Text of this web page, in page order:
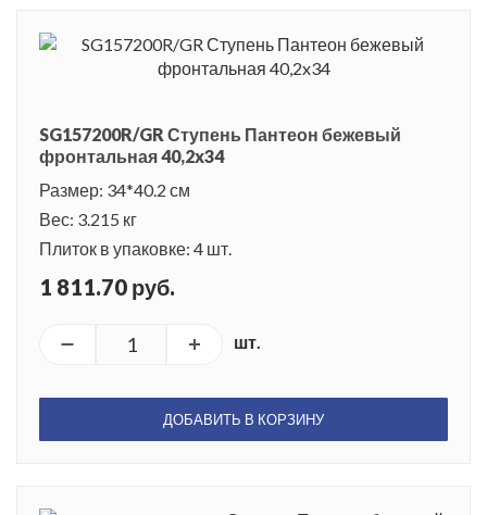
SG157200R/GR Ступень Пантеон бежевый
фронтальная 40,2x34
Размер: 34*40.2 см
Вес: 3.215 кг
Плиток в упаковке: 4 шт.
1 811.70 руб.
шт.
ДОБАВИТЬ В КОРЗИНУ